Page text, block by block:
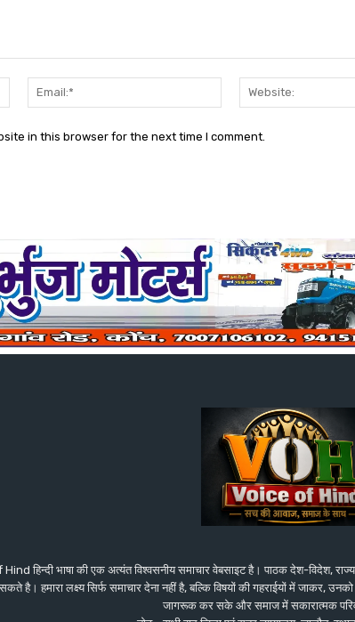
Name:*
Email:*
in this browser for the next time I comment.
हिन्दी भाषा की एक अत्यंत विश्वसनीय समाचार वेबसाइट है। पाठक देश-
सकते है। हमारा लक्ष्य सिर्फ समाचार देना नहीं है, बल्कि विषयों की गहराईयों में जाकर,
जागरूक कर सके और समाज में सकारात्मक